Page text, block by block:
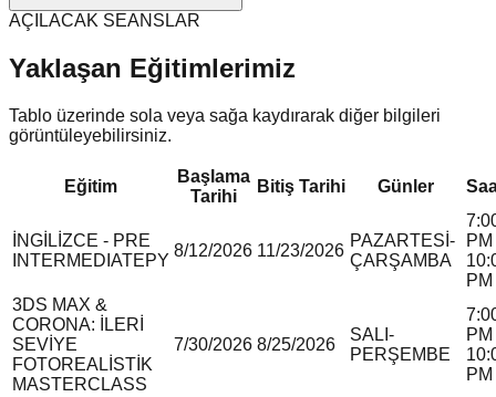
AÇILACAK SEANSLAR
Yaklaşan Eğitimlerimiz
Tablo üzerinde sola veya sağa kaydırarak diğer bilgileri
görüntüleyebilirsiniz.
Eğitim
Başlama
Tarihi
Bitiş Tarihi Günler
İNGİLİZCE - PRE
INTERMEDIATEPY
8/12/2026 11/23/2026
PAZARTESİ-
ÇARŞAMBA
PM
PM
3DS MAX &
CORONA: İLERİ
SEVİYE
FOTOREALİSTİK
MASTERCLASS
7/30/2026 8/25/2026
SALI-
PERŞEMBE
PM
PM